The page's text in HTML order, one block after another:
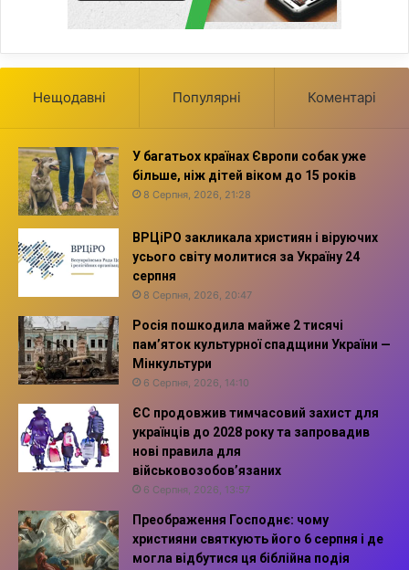
Нещодавні Популярні Коментарі
У багатьох країнах Європи собак уже
більше, ніж дітей віком до 15 років
8 Серпня, 2026, 21:28
ВРЦіРО закликала християн і віруючих
усього світу молитися за Україну 24
серпня
8 Серпня, 2026, 20:47
Росія пошкодила майже 2 тисячі
пам’яток культурної спадщини України —
Мінкультури
6 Серпня, 2026, 14:10
ЄС продовжив тимчасовий захист для
українців до 2028 року та запровадив
нові правила для
військовозобов’язаних
6 Серпня, 2026, 13:57
Преображення Господнє: чому
християни святкують його 6 серпня і де
могла відбутися ця біблійна подія